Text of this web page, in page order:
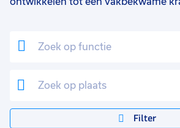
Filter
Uren per week 0